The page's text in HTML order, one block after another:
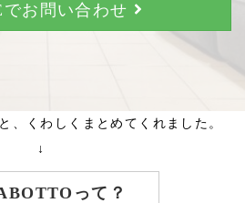
お問い合わせ
、くわしくまとめてくれました。
↓
って？